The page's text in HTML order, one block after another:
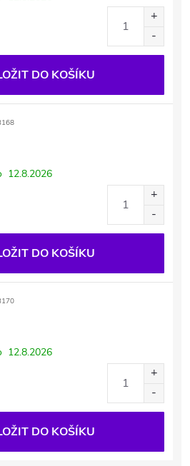
DO KOŠÍKU
12.8.2026
DO KOŠÍKU
12.8.2026
DO KOŠÍKU